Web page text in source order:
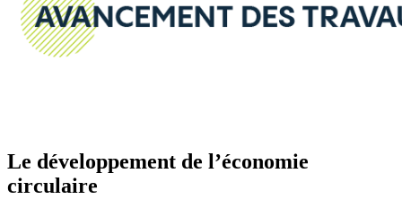
Le développement de l’économie
circulaire